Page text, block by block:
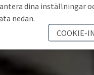
dina inställningar
nedan.
COOKIE-